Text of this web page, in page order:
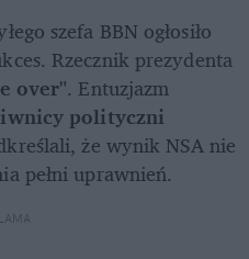
szefa BBN ogłosiło
Rzecznik prezydenta
over"
polityczni
że wynik NSA nie
pełni uprawnień.